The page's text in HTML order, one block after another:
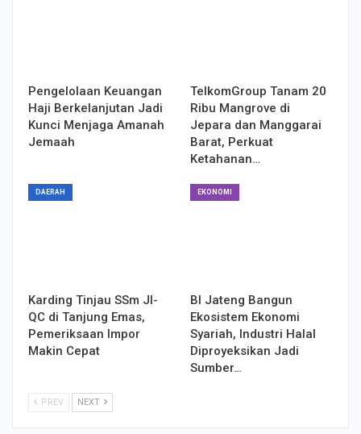
Pengelolaan Keuangan
Haji Berkelanjutan Jadi
Kunci Menjaga Amanah
Jemaah
TelkomGroup Tanam 20
Ribu Mangrove di
Jepara dan Manggarai
Barat, Perkuat
Ketahanan…
DAERAH
Karding Tinjau SSm JI-
QC di Tanjung Emas,
Pemeriksaan Impor
Makin Cepat
EKONOMI
BI Jateng Bangun
Ekosistem Ekonomi
Syariah, Industri Halal
Diproyeksikan Jadi
Sumber…
PREV NEXT